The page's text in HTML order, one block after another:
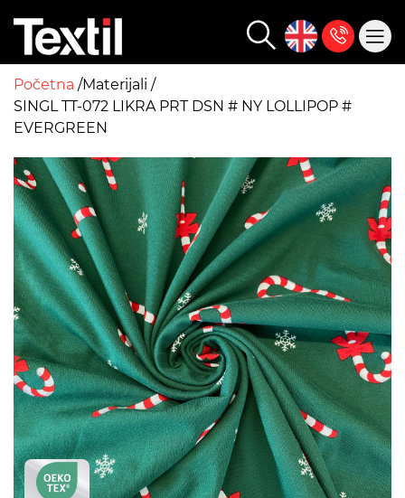
Početna Materijali
SINGL TT-072 LIKRA PRT DSN # NY LOLLIPOP #
EVERGREEN